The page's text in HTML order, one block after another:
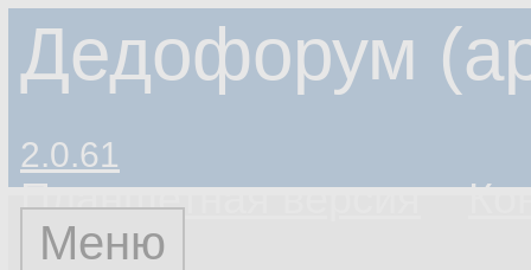
Дедофорум
2.0.61
Планшетная версия
Меню